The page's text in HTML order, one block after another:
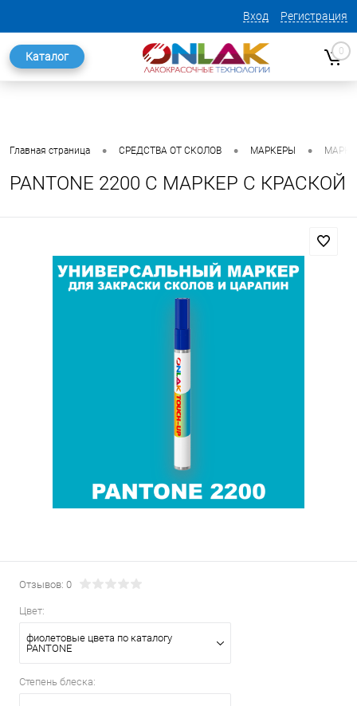
Вход Регистрация
Каталог 0
Главная страница • СРЕДСТВА ОТ СКОЛОВ • МАРКЕРЫ •
PANTONE 2200 C МАРКЕР С КРАСКОЙ
Отзывов: 0
Цвет:
фиолетовые цвета по каталогу
PANTONE
Степень блеска: